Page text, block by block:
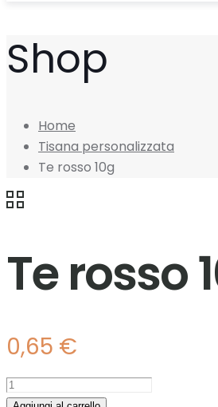
Shop
Home
Tisana personalizzata
Te rosso 10g
Te rosso
0,65 €
Te